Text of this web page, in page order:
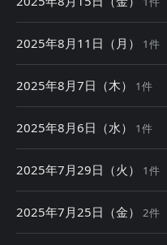
2025年8月11日（月） 1件
2025年8月7日（木） 1件
2025年8月6日（水） 1件
2025年7月29日（火） 1件
2025年7月25日（金） 2件